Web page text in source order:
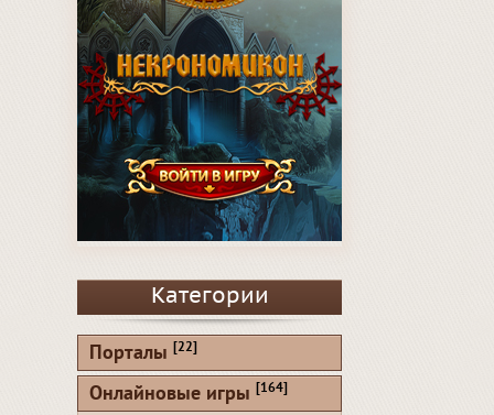
Категории
Порталы [22]
Онлайновые игры [164]